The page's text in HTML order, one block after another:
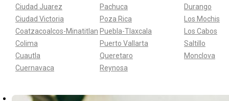
Ciudad Juarez
Ciudad Victoria
Coatzacoalcos-Minatitlan
Colima
Cuautla
Cuernavaca
Pachuca
Poza Rica
Puebla-Tlaxcala
Puerto Vallarta
Queretaro
Reynosa
Durango
Los Mochis
Los Cabos
Saltillo
Monclova